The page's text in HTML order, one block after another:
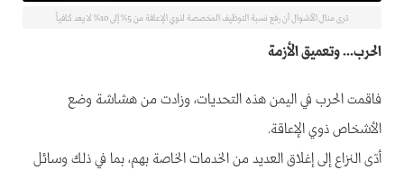
ترى منال الأشوال أن رفع نسبة التوظيف المخصصة لذوي الإعاقة من 5% إلى 10% لا يعد كافياً
الحرب... وتعميق الأزمة
فاقمت الحرب في اليمن هذه التحديات، وزادت من هشاشة وضع
الأشخاص ذوي الإعاقة.
أدّى النزاع إلى إغلاق العديد من الخدمات الخاصة بهم، بما في ذلك وسائل